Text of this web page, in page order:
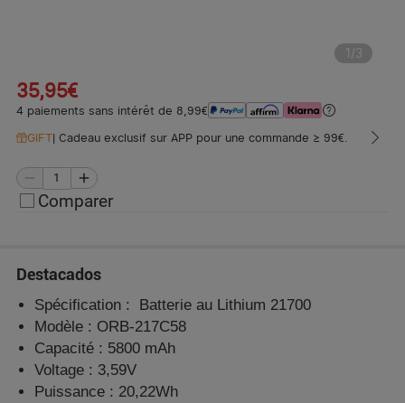
1/ 3
35,95€
4 paiements sans intérêt de 8,99€
GIFT| Cadeau exclusif sur APP pour une commande ≥ 99€.
Comparer
Destacados
Spécification : Batterie au Lithium 21700
Modèle : ORB-217C58
Capacité : 5800 mAh
Voltage : 3,59V
Puissance : 20,22Wh